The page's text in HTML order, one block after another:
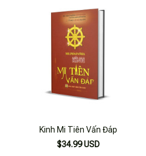
Kinh Mi Tiên Vấn Đáp
$34.99 USD